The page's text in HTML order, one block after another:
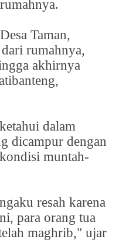
Taman,
rumahnya,
akhirnya
dalam
dicampur dengan
kondisi muntah-
resah karena
para orang tua
maghrib," ujar